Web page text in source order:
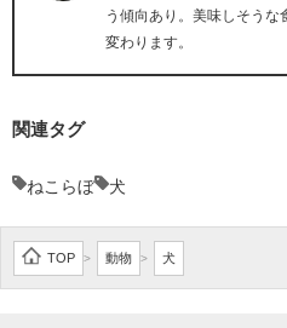
う傾向あり。美味しそう
変わります。
関連タグ
ねこらぼ 犬
TOP > 動物 > 犬